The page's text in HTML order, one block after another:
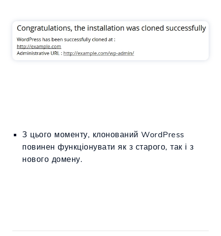
З цього моменту, клонований WordPress
повинен функціонувати як з старого, так і з
нового домену.